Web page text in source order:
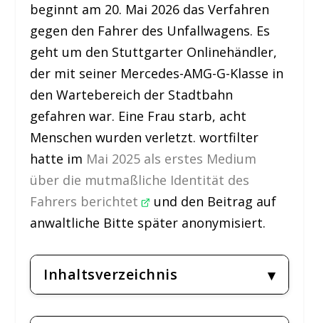
beginnt am 20. Mai 2026 das Verfahren
gegen den Fahrer des Unfallwagens. Es
geht um den Stuttgarter Onlinehändler,
der mit seiner Mercedes-AMG-G-Klasse in
den Wartebereich der Stadtbahn
gefahren war. Eine Frau starb, acht
Menschen wurden verletzt. wortfilter
hatte im Mai 2025 als erstes Medium
über die mutmaßliche Identität des
Fahrers berichtet
und den Beitrag auf
anwaltliche Bitte später anonymisiert.
Inhaltsverzeichnis